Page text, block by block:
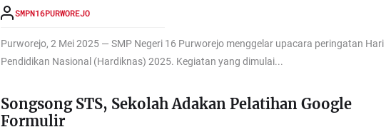
SMPN16PURWOREJO
Purworejo, 2 Mei 2025 — SMP Negeri 16 Purworejo menggelar upacara peringatan Hari
Pendidikan Nasional (Hardiknas) 2025. Kegiatan yang dimulai...
Songsong STS, Sekolah Adakan Pelatihan Google
Formulir